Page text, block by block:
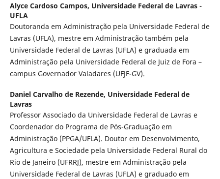
Alyce Cardoso Campos, Universidade Federal de Lavras -
UFLA
Doutoranda em Administração pela Universidade Federal de
Lavras (UFLA), mestre em Administração também pela
Universidade Federal de Lavras (UFLA) e graduada em
Administração pela Universidade Federal de Juiz de Fora –
campus Governador Valadares (UFJF-GV).
Daniel Carvalho de Rezende, Universidade Federal de
Lavras
Professor Associado da Universidade Federal de Lavras e
Coordenador do Programa de Pós-Graduação em
Administração (PPGA/UFLA). Doutor em Desenvolvimento,
Agricultura e Sociedade pela Universidade Federal Rural do
Rio de Janeiro (UFRRJ), mestre em Administração pela
Universidade Federal de Lavras (UFLA) e graduado em